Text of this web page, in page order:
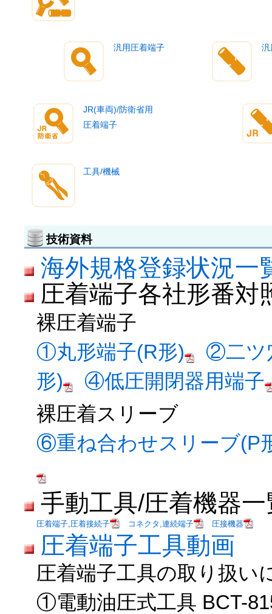
汎用圧着端子 汎
JR(車両)/防衛省用
圧着端子
工具/機械
技術資料
海外規格登録状況一
圧着端子各社形番対
裸圧着端子
①丸形端子(R形)
②二ツ
形)
④低圧開閉器用端子
裸圧着スリーブ
⑥重ね合わせスリーブ(P
手動工具/圧着機器一
圧着端子,圧着接続子 コネクタ,連続端子 圧接機器
圧着端子工具動画
圧着端子工具の取り扱い
①電動油圧式工具 BCT-